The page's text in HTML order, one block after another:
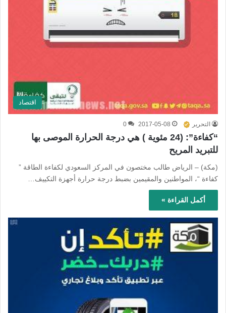
اقتصاد
التحرير 2017-05-08
0
“كفاءة”: (24 مئوية ) هي درجة الحرارة الموصى بها
للتبريد المريح
(مكة) – الرياض طالب مختصون في المركز السعودي لكفاءة الطاقة ”
كفاءة “، المواطنين والمقيمين بضبط درجة حرارة أجهزة التكييف…
أكمل القراءة »